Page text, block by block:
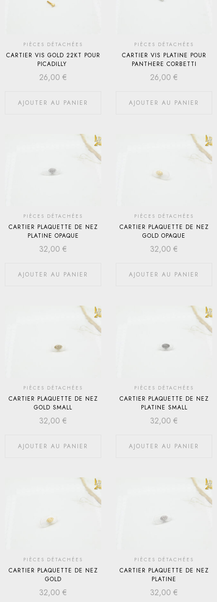
PIÈCES DÉTACHÉES
CARTIER VIS GOLD 22KT POUR
PICADILLY
26,00 €
AJOUTER AU PANIER
PIÈCES DÉTACHÉES
CARTIER VIS PLATINE POUR
PANTHERE CORBETTI
26,00 €
AJOUTER AU PANIER
PIÈCES DÉTACHÉES
CARTIER PLAQUETTE DE NEZ
PLATINE OPAQUE
32,00 €
AJOUTER AU PANIER
PIÈCES DÉTACHÉES
CARTIER PLAQUETTE DE NEZ
GOLD OPAQUE
32,00 €
AJOUTER AU PANIER
PIÈCES DÉTACHÉES
CARTIER PLAQUETTE DE NEZ
GOLD SMALL
32,00 €
AJOUTER AU PANIER
PIÈCES DÉTACHÉES
CARTIER PLAQUETTE DE NEZ
PLATINE SMALL
32,00 €
AJOUTER AU PANIER
PIÈCES DÉTACHÉES
CARTIER PLAQUETTE DE NEZ
GOLD
32,00 €
PIÈCES DÉTACHÉES
CARTIER PLAQUETTE DE NEZ
PLATINE
32,00 €